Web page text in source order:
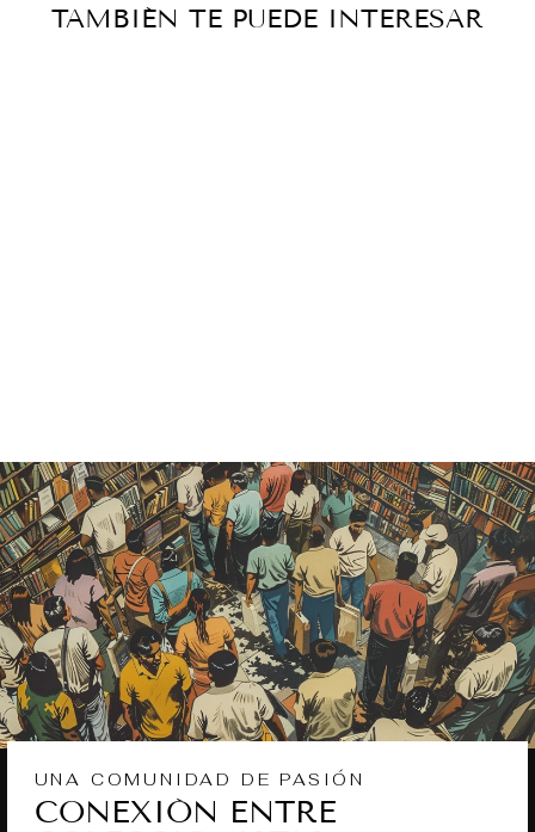
TAMBIÉN TE PUEDE INTERESAR
UNA COMUNIDAD DE PASIÓN
CONEXIÓN ENTRE